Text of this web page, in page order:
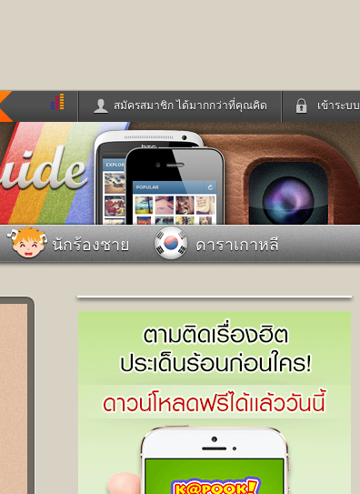
เข้าระบบ
สมัครสมาชิก ได้มากกว่าที่คุณคิด
ข่าวดารา
ดูทีวี
ฟังเพลง
ฟังวิทยุออนไลน์
แชทหมากฮอส
Glitter
แต่งงาน
แม่และเด็ก
สุขภาพ
สัตว์เลี้ยง
บ้านและการตกแต่ง
ท่องเที่ยว
Facebook
เข้าระบบด้วย User Kapook
Email
Password
เข้าระบบด้วย Facebook
นักร้องชาย
ดาราเกาหลี